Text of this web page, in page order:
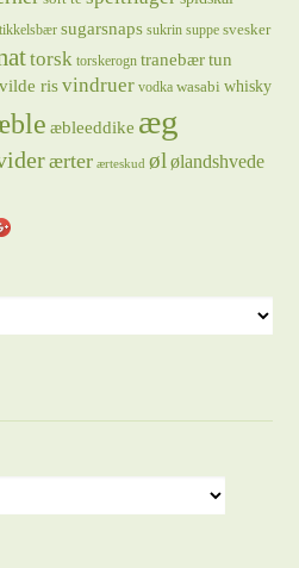
sugarsnaps sukrin suppe svesker
torsk torskerogn tranebærtun
vilde ris vindruer vodka wasabi whisky
æbleeddike æg
ærter ærteskud øl ølandshvede